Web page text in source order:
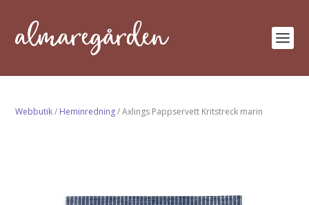
Webbutik/ Heminredning/ Axlings Pappservett Kritstreck marin